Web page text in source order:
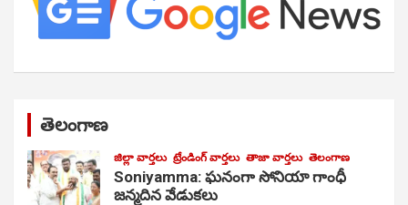
తెలంగాణ
జిల్లా వార్తలు ట్రేండింగ్ వార్తలు తాజా వార్తలు తెలంగాణ
Soniyamma: ఘ‌నంగా సోనియా గాంధీ
జ‌న్మ‌దిన వేడుక‌లు